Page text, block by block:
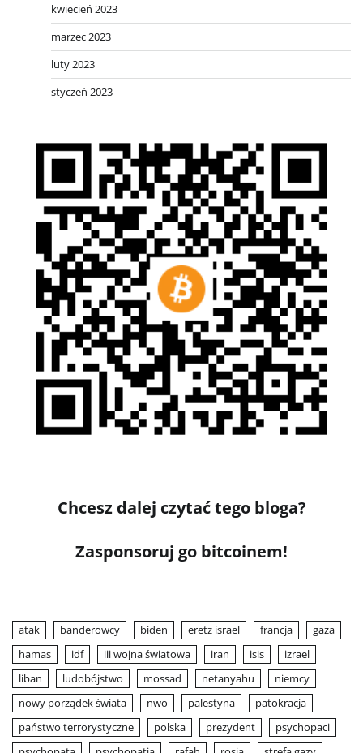
kwiecień 2023
marzec 2023
luty 2023
styczeń 2023
Chcesz dalej czytać tego bloga?
Zasponsoruj go bitcoinem!
atak banderowcy biden eretz israel francja
gaza
hamas
idf iii wojna światowa iran isis
izrael
liban
ludobójstwo mossad netanyahu
niemcy
nowy porządek świata
nwo palestyna
patokracja
państwo terrorystyczne
polska prezydent
psychopaci